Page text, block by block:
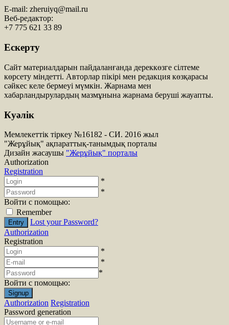
E-mail: zheruiyq@mail.ru
Веб-редактор:
+7 775 621 33 89
Ескерту
Сайт материалдарын пайдаланғанда дереккөзге сілтеме
көрсету міндетті. Авторлар пікірі мен редакция көзқарасы
сәйкес келе бермеуі мүмкін. Жарнама мен
хабарландырулардың мазмұнына жарнама беруші жауапты.
Куәлік
Мемлекеттік тіркеу №16182 - СИ. 2016 жыл
"Жерұйық" ақпараттық-танымдық порталы
Дизайн жасаушы "Жерұйық" порталы
Authorization
Registration
*
*
Войти с помощью:
Remember
Lost your Password?
Authorization
Registration
*
*
*
Войти с помощью:
Authorization Registration
Password generation